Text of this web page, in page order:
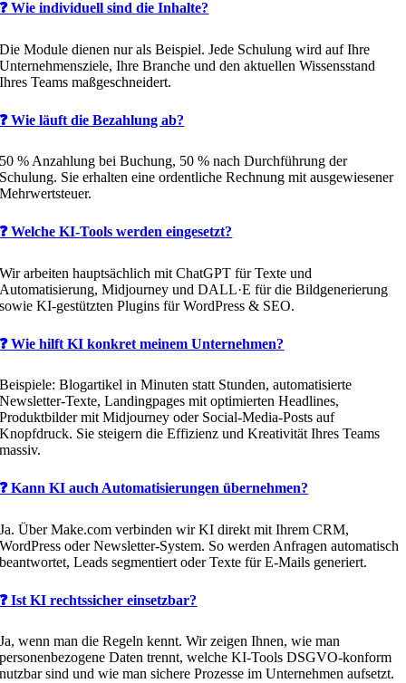
❓ Wie individuell sind die Inhalte?
Die Module dienen nur als Beispiel. Jede Schulung wird auf Ihre
Unternehmensziele, Ihre Branche und den aktuellen Wissensstand
Ihres Teams maßgeschneidert.
❓ Wie läuft die Bezahlung ab?
50 % Anzahlung bei Buchung, 50 % nach Durchführung der
Schulung. Sie erhalten eine ordentliche Rechnung mit ausgewiesener
Mehrwertsteuer.
❓ Welche KI-Tools werden eingesetzt?
Wir arbeiten hauptsächlich mit ChatGPT für Texte und
Automatisierung, Midjourney und DALL·E für die Bildgenerierung
sowie KI-gestützten Plugins für WordPress & SEO.
❓ Wie hilft KI konkret meinem Unternehmen?
Beispiele: Blogartikel in Minuten statt Stunden, automatisierte
Newsletter-Texte, Landingpages mit optimierten Headlines,
Produktbilder mit Midjourney oder Social-Media-Posts auf
Knopfdruck. Sie steigern die Effizienz und Kreativität Ihres Teams
massiv.
❓ Kann KI auch Automatisierungen übernehmen?
Ja. Über Make.com verbinden wir KI direkt mit Ihrem CRM,
WordPress oder Newsletter-System. So werden Anfragen automatisch
beantwortet, Leads segmentiert oder Texte für E-Mails generiert.
❓ Ist KI rechtssicher einsetzbar?
Ja, wenn man die Regeln kennt. Wir zeigen Ihnen, wie man
personenbezogene Daten trennt, welche KI-Tools DSGVO-konform
nutzbar sind und wie man sichere Prozesse im Unternehmen aufsetzt.